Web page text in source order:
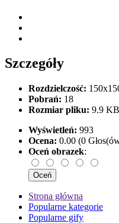
Szczegóły
Rozdzielczość:
Pobrań: 18
Rozmiar pliku: 9.9 KB
Wyświetleń: 993
Ocena: 0.00 (0
Oceń obrazek:
Strona główna
Popularne kategorie
Popularne gify